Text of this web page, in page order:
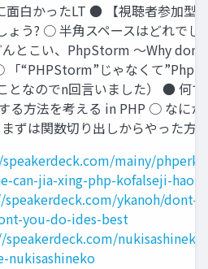
面白かったLT ● 【視聴者参加型
ょう? ○ 半角スペースはどれでし
とこい、PhpStorm 〜Why
“PHPStorm”じゃなくて
となのでn回言いました） ● 何
る方法を考える in PHP ○ なにか
ずは関数切り出しからやった方
mainy/
can-jia-xing-php-kofalseji-hao-
ykanoh/dont-
you-do-ides-best
nukisashineko